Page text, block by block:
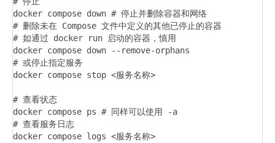
docker compose down # 停止并删除容器和网络
# 删除未在 Compose 文件中定义的其他已停止的容器
# 如通过 docker run 启动的容器，慎用
docker compose down --remove-orphans
# 或停止指定服务
docker compose stop <服务名称>
# 查看状态
docker compose ps # 同样可以使用 -a
# 查看服务日志
docker compose logs <服务名称>